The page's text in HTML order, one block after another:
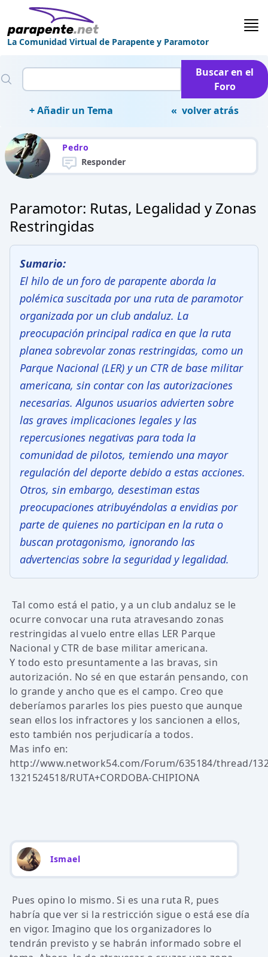
La Comunidad Virtual de Parapente y Paramotor
Buscar en el
Foro
+ Añadir un Tema
« volver atrás
Pedro
Responder
Paramotor: Rutas, Legalidad y Zonas
Restringidas
Sumario:
El hilo de un foro de parapente aborda la
polémica suscitada por una ruta de paramotor
organizada por un club andaluz. La
preocupación principal radica en que la ruta
planea sobrevolar zonas restringidas, como un
Parque Nacional (LER) y un CTR de base militar
americana, sin contar con las autorizaciones
necesarias. Algunos usuarios advierten sobre
las graves implicaciones legales y las
repercusiones negativas para toda la
comunidad de pilotos, temiendo una mayor
regulación del deporte debido a estas acciones.
Otros, sin embargo, desestiman estas
preocupaciones atribuyéndolas a envidias por
parte de quienes no participan en la ruta o
buscan protagonismo, ignorando las
advertencias sobre la seguridad y legalidad.
Tal como está el patio, y a un club andaluz se le
ocurre convocar una ruta atravesando zonas
restringidas al vuelo entre ellas LER Parque
Nacional y CTR de base militar americana.
Y todo esto presuntamente a las bravas, sin
autorización. No sé en que estarán pensando, con
lo grande y ancho que es el campo. Creo que
deberíamos pararles los pies puesto que aunque
sean ellos los infractores y los sancionen a ellos,
esto también nos perjudicaría a todos.
Mas info en:
http://www.network54.com/Forum/635184/thread/
1321524518/RUTA+CORDOBA-CHIPIONA
Ismael
Pues opino lo mismo. Si es una ruta R, pues
habría que ver si la restricción sigue o está ese día
en vigor. Imagino que los organizadores lo
tendrán previsto y se habrán informado sobre el